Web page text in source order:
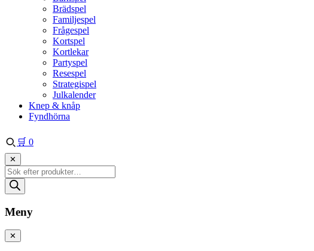
Brädspel
Familjespel
Frågespel
Kortspel
Kortlekar
Partyspel
Resespel
Strategispel
Julkalender
Knep & knåp
Fyndhörna
🛒 0
✕
Produktsökning
Meny
✕